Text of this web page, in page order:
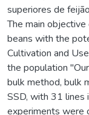
superiores de
The main
beans with the
Cultivation and
the population
bulk method, bulk
SSD, with 31 lines
experiments were